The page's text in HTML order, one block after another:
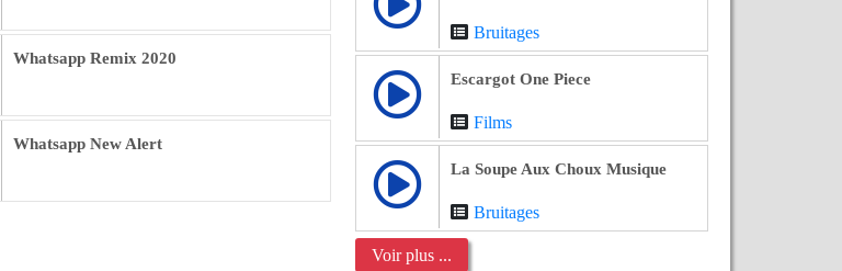
Whatsapp Remix 2020
Whatsapp New Alert
Bruitages
Escargot One Piece
Films
La Soupe Aux Choux Musique
Bruitages
Voir plus ...